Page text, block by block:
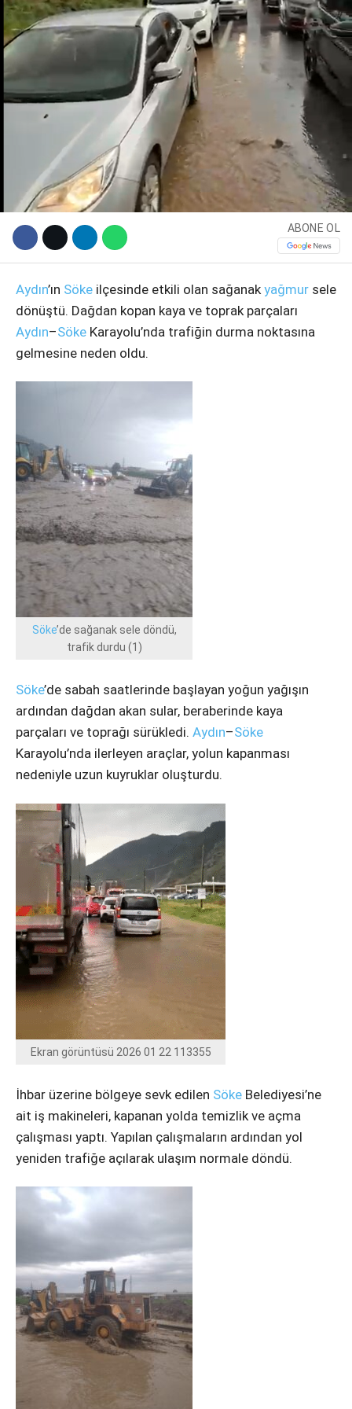
WhatsApp İhbar Hattı
Facebook
ABONE OL
Aydın’ın Söke ilçesinde etkili olan sağanak yağmur sele
dönüştü. Dağdan kopan kaya ve toprak parçaları
Aydın–Söke Karayolu’nda trafiğin durma noktasına
gelmesine neden oldu.
Söke’de sağanak sele döndü,
trafik durdu (1)
Söke’de sabah saatlerinde başlayan yoğun yağışın
ardından dağdan akan sular, beraberinde kaya
parçaları ve toprağı sürükledi. Aydın–Söke
Karayolu’nda ilerleyen araçlar, yolun kapanması
nedeniyle uzun kuyruklar oluşturdu.
Ekran görüntüsü 2026 01 22 113355
İhbar üzerine bölgeye sevk edilen Söke Belediyesi’ne
ait iş makineleri, kapanan yolda temizlik ve açma
çalışması yaptı. Yapılan çalışmaların ardından yol
yeniden trafiğe açılarak ulaşım normale döndü.